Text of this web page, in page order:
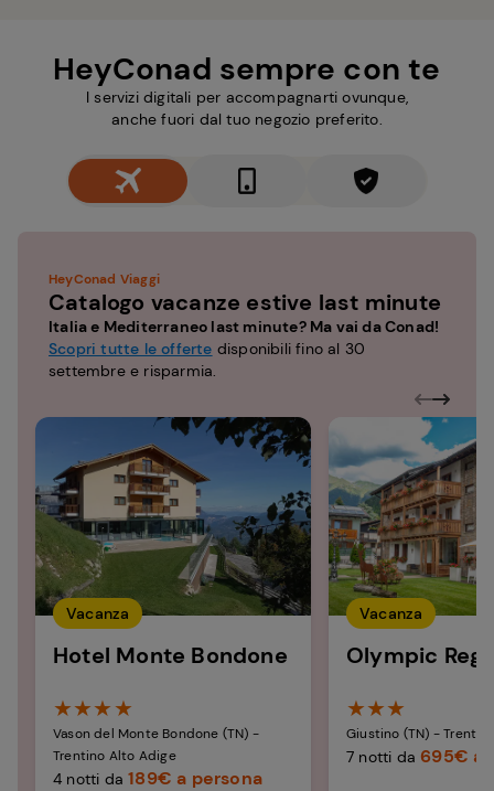
HeyConad sempre con te
I servizi digitali per accompagnarti ovunque,
anche fuori dal tuo negozio preferito.
HeyConad Viaggi
Catalogo vacanze estive last minute
Italia e Mediterraneo last minute? Ma vai da Conad!
Scopri tutte le offerte disponibili fino al 30
settembre e risparmia.
Vacanza
Hotel Monte Bondone​
★★★★
Vason del Monte Bondone (TN) -
Trentino Alto Adige
4 notti da189€ a persona
Vacanza
Olympic
★★★
Giustino (TN) -
7 notti da695€ a